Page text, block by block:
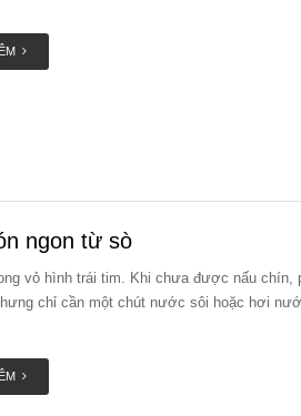
ngon từ sò
vỏ hình trái tim. Khi chưa được nấu chín,
chỉ cần một chút nước sôi hoặc hơi